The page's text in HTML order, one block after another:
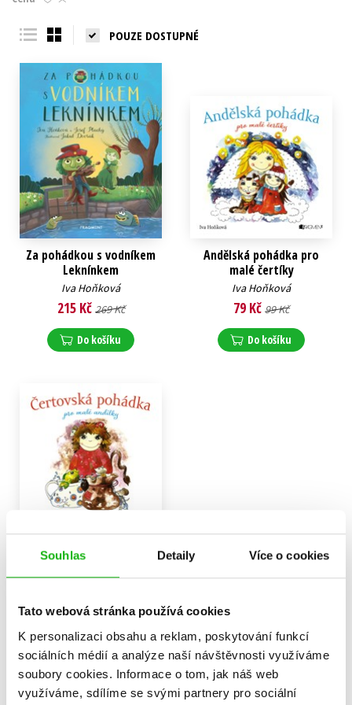
Souhlas Detaily Více o cookies
Tato webová stránka používá cookies
K personalizaci obsahu a reklam, poskytování funkcí
sociálních médií a analýze naší návštěvnosti využíváme
soubory cookies. Informace o tom, jak náš web
využíváme, sdílíme se svými partnery pro sociální
Young adult (SK)
POUZE DOSTUPNÉ
Za pohádkou s vodníkem
Leknínkem
Iva Hoňková
215 Kč 269 Kč
Do košíku
Andělská pohádka pro
malé čertíky
Iva Hoňková
79 Kč 99 Kč
Do košíku
malé andílky
Iva Hoňková